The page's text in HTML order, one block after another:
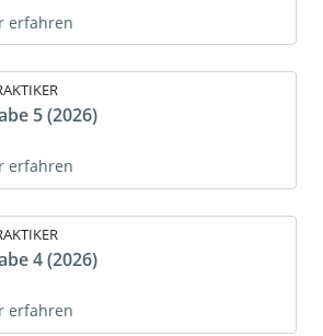
erfahren
5 (2026)
erfahren
4 (2026)
erfahren